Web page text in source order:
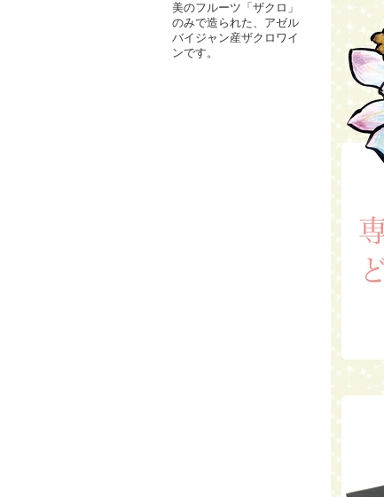
美のフルーツ「ザクロ」
のみで造られた、アゼル
バイジャン産ザクロワイ
ンです。